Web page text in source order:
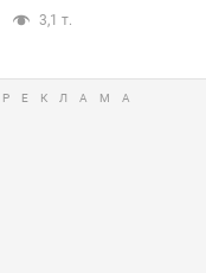
3,1 т.